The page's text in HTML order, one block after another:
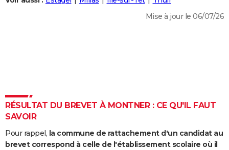
DICTIONNAIRE
Dictionnaire
Biographies
Citations
Expressions
Proverbes
PROGRAMME TV
COPAINS D'AVANT
Mise à jour le 06/07/26
RÉSULTAT DU BREVET À MONTNER : CE QU'IL FAUT
SAVOIR
Pour rappel, la commune de rattachement d'un candidat au
brevet correspond à celle de l'établissement scolaire où il